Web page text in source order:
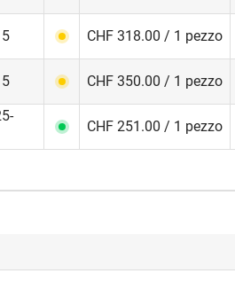
CHF 318.00 / 1 pezzo
CHF 350.00 / 1 pezzo
CHF 251.00 / 1 pezzo